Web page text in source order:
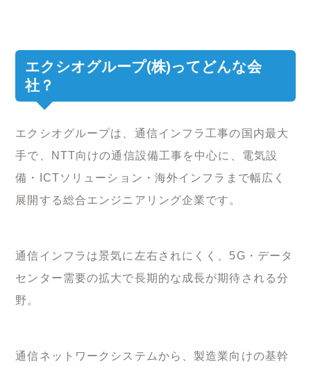
エクシオグループ(株)ってどんな会
社？
エクシオグループは、通信インフラ工事の国内最大
手で、NTT向けの通信設備工事を中心に、電気設
備・ICTソリューション・海外インフラまで幅広く
展開する総合エンジニアリング企業です。
通信インフラは景気に左右されにくく、5G・データ
センター需要の拡大で長期的な成長が期待される分
野。
通信ネットワークシステムから、製造業向けの基幹